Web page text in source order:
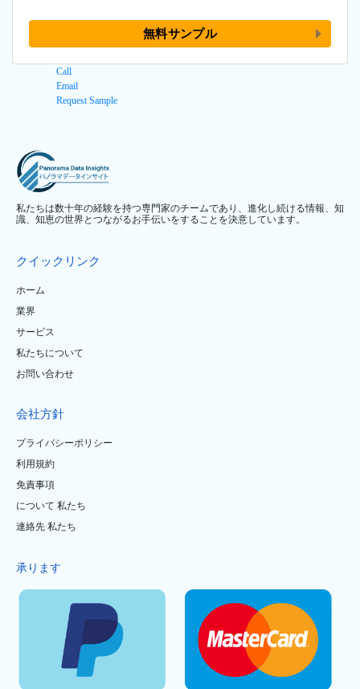
無料サンプル
Call
Email
Request Sample
私たちは数十年の経験を持つ専門家のチームであり、進化し続ける情報、知
識、知恵の世界とつながるお手伝いをすることを決意しています。
クイックリンク
ホーム
業界
サービス
私たちについて
お問い合わせ
会社方針
プライバシーポリシー
利用規約
免責事項
について 私たち
連絡先 私たち
承ります